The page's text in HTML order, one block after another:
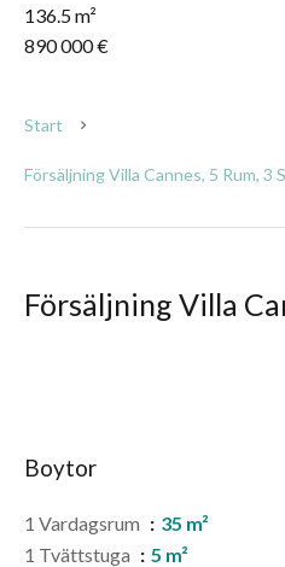
136.5 m²
890 000 €
Start
Försäljning Villa Cannes, 5 Rum, 3
Försäljning Villa
Boytor
1 Vardagsrum
35 m²
1 Tvättstuga
5 m²